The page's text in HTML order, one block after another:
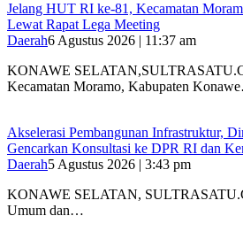
‎Jelang HUT RI ke-81, Kecamatan
Lewat Rapat Lega Meeting
Daerah6 Agustus 2026 | 11:37 am
KONAWE
Kecamatan Moramo, Kabupaten
Akselerasi Pembangunan Infrastruktur,
Gencarkan Konsultasi ke DPR RI dan
Daerah5 Agustus 2026 | 3:43 pm
KONAWE SELATAN,
Umum dan…